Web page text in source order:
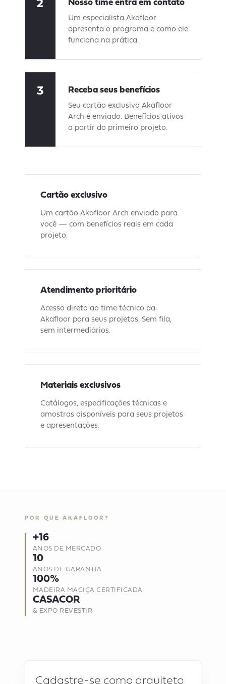
2 Nosso time entra em contato
Um especialista Akafloor
apresenta o programa e como ele
funciona na prática.
3 Receba seus benefícios
Seu cartão exclusivo Akafloor
Arch é enviado. Benefícios ativos
a partir do primeiro projeto.
Cartão exclusivo
Um cartão Akafloor Arch enviado para
você — com benefícios reais em cada
projeto.
Atendimento prioritário
Acesso direto ao time técnico da
Akafloor para seus projetos. Sem fila,
sem intermediários.
Materiais exclusivos
Catálogos, especificações técnicas e
amostras disponíveis para seus projetos
e apresentações.
POR QUE AKAFLOOR?
+16
ANOS DE MERCADO
10
ANOS DE GARANTIA
100%
MADEIRA MACIÇA CERTIFICADA
CASACOR
& EXPO REVESTIR
Cadastre-se como arquiteto